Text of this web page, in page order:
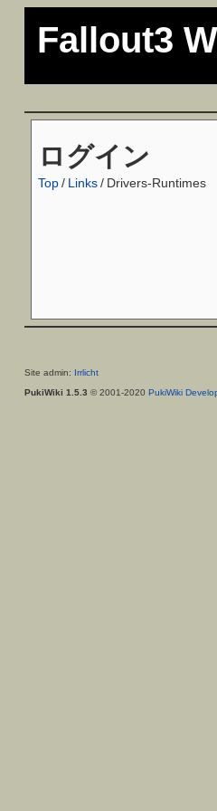
Fallout3
ログイン
Top/ Links/ Drivers-Runtimes
Site admin: Irrlicht
PukiWiki 1.5.3 © 2001-2020 PukiWiki